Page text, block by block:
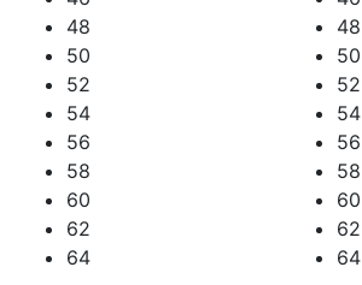
48
50
52
54
56
58
60
62
64
48
50
52
54
56
58
60
62
64